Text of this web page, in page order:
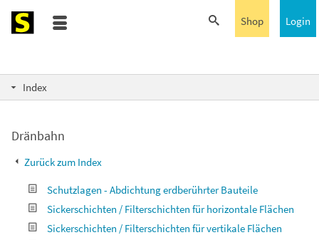
Login
Shop
Index
Dränbahn
Zurück zum Index
Schutzlagen - Abdichtung erdberührter Bauteile
Sickerschichten / Filterschichten für horizontale Flächen
Sickerschichten / Filterschichten für vertikale Flächen